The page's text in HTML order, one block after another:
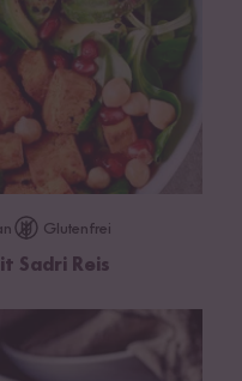
Glutenfrei
Sadri Reis